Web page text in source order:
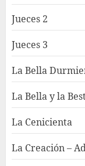
Jueces 2
Jueces 3
La Bella
La Bella y la
La Cenicienta
La Creación –